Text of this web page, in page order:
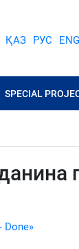
ҚАЗ РУС ENG
SPECIAL
Done»